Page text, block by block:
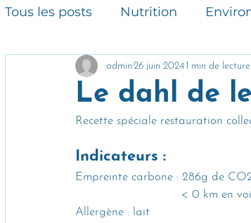
Tous les posts Nutrition
Consommation durable RSE
Gaspillage alimentaire
Le dahl de
admin 26 juin 20241 min de lecture
Recette spéciale restauration
Indicateurs :
Empreinte carbone : 286g de
< 0 km en
Allergène : lait